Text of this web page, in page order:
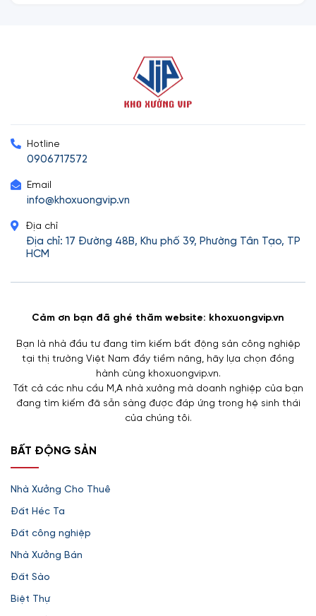
Hotline
0906717572
Email
info@khoxuongvip.vn
Địa chỉ
Địa chỉ: 17 Đường 48B, Khu phố 39, Phường Tân Tạo, TP
HCM
Cảm ơn bạn đã ghé thăm website: khoxuongvip.vn
Bạn là nhà đầu tư đang tìm kiếm bất động sản công nghiệp
tại thị trường Việt Nam đầy tiềm năng, hãy lựa chọn đồng
hành cùng khoxuongvip.vn.
Tất cả các nhu cầu M,A nhà xưởng mà doanh nghiệp của bạn
đang tìm kiếm đã sẵn sàng được đáp ứng trong hệ sinh thái
của chúng tôi.
BẤT ĐỘNG SẢN
Nhà Xưởng Cho Thuê
Đất Héc Ta
Đất công nghiệp
Nhà Xưởng Bán
Đất Sào
Biệt Thự